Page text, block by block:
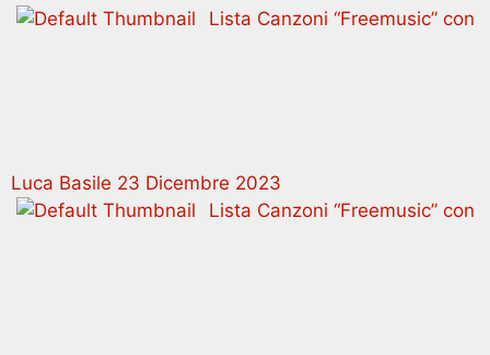
Lista Canzoni “Freemusic” con
Luca Basile 23 Dicembre 2023
Lista Canzoni “Freemusic” con